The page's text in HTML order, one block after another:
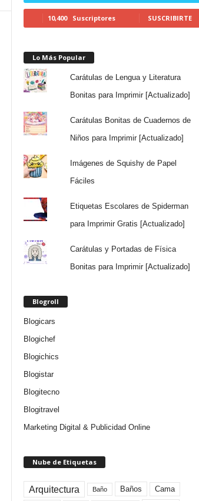
10,400 Suscriptores SUSCRIBIRTE
Lo Más Popular
Carátulas de Lengua y Literatura
Bonitas para Imprimir [Actualizado]
Carátulas Bonitas de Cuadernos de
Niños para Imprimir [Actualizado]
Imágenes de Squishy de Papel
Fáciles
Etiquetas Escolares de Spiderman
para Imprimir Gratis [Actualizado]
Carátulas y Portadas de Física
Bonitas para Imprimir [Actualizado]
Blogroll
Blogicars
Blogichef
Blogichics
Blogistar
Blogitecno
Blogitravel
Marketing Digital & Publicidad Online
Nube de Etiquetas
Arquitectura Baño Baños Cama